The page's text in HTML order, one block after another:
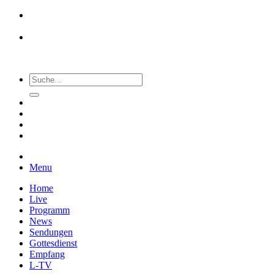
Menu
Home
Live
Programm
News
Sendungen
Gottesdienst
Empfang
L-TV